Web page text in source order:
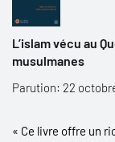
L’islam vécu au
musulmanes
Parution: 22
« Ce livre offre un